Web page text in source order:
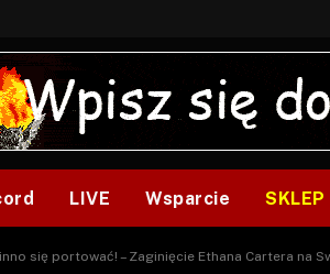
LIVE Wsparcie SKLEP
się portować! – Zaginięcie Ethana Cartera na